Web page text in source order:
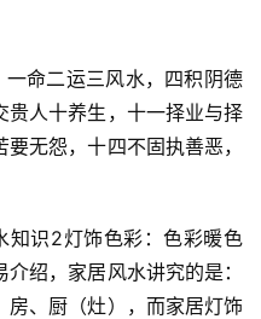
命二运三风水，四积阴德
贵人十养生，十一择业与择
无怨，十四不固执善恶，
知识2灯饰色彩：色彩暖色
绍，家居风水讲究的是：
房、厨（灶），而家居灯饰